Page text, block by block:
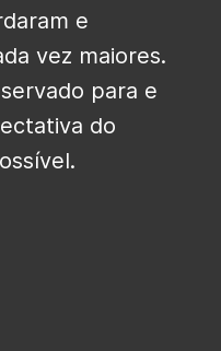
e
vez maiores.
para e
do